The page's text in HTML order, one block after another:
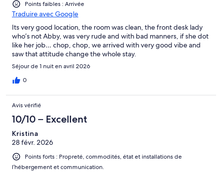
Points faibles : Arrivée
Traduire avec Google
Its very good location, the room was clean, the front desk lady
who’s not Abby, was very rude and with bad manners, if she dot
like her job… chop, chop, we arrived with very good vibe and
saw that attitude change the whole stay.
Séjour de 1 nuit en avril 2026
0
Avis vérifié
10/10 – Excellent
Kristina
28 févr. 2026
Points forts : Propreté, commodités, état et installations de
l’hébergement et communication.